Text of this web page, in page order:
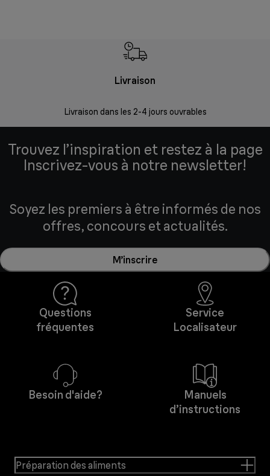
Livraison
Livraison dans les 2-4 jours ouvrables
Trouvez l’inspiration et restez à la page
Inscrivez-vous à notre newsletter!
Soyez les premiers à être informés de nos
offres, concours et actualités.
M’inscrire
Questions
fréquentes
Service
Localisateur
Besoin d'aide?
Manuels
d’instructions
Préparation des aliments